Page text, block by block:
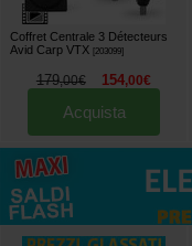
Coffret Centrale 3 Détecteurs
Avid Carp VTX [203099]
179,00€ 154,00€
Acquista